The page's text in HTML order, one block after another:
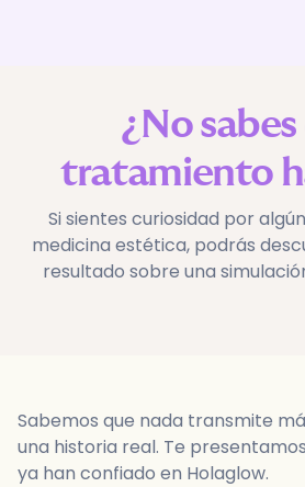
¿No
tratamiento
Si sientes curiosidad por
medicina estética, podrás
resultado sobre una
Sabemos que nada transmite
una historia real. Te
ya han confiado en Holaglow.